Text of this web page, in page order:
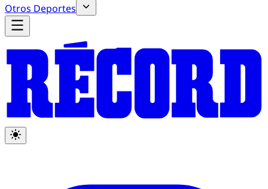
Otros Deportes